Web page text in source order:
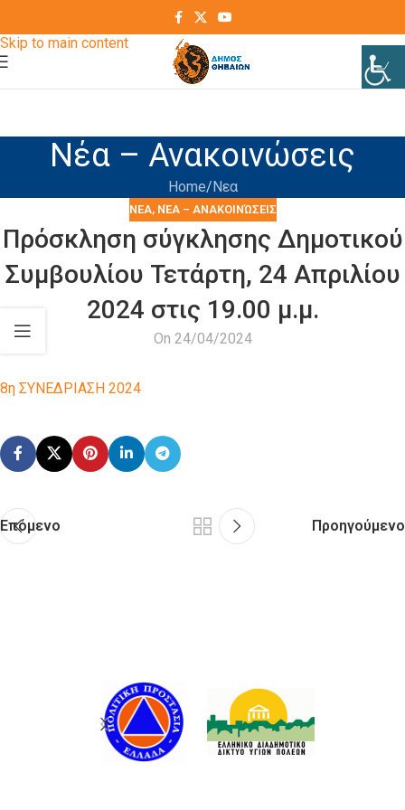
Skip to main content
Νέα – Ανακοινώσεις
Home Νεα
ΝΕΑ, ΝΈΑ – ΑΝΑΚΟΙΝΏΣΕΙΣ
Πρόσκληση σύγκλησης Δημοτικού
Συμβουλίου Τετάρτη, 24 Απριλίου
2024 στις 19.00 μ.μ.
On 24/04/2024
8η ΣΥΝΕΔΡΙΑΣΗ 2024
Επόμενο Προηγούμενο